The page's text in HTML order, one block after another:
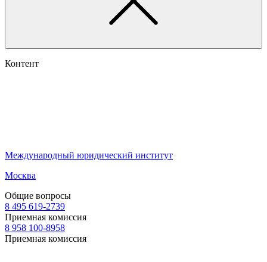
Контент
Международный юридический институт
Москва
Общие вопросы
8 495 619-2739
Приемная комиссия
8 958 100-8958
Приемная комиссия